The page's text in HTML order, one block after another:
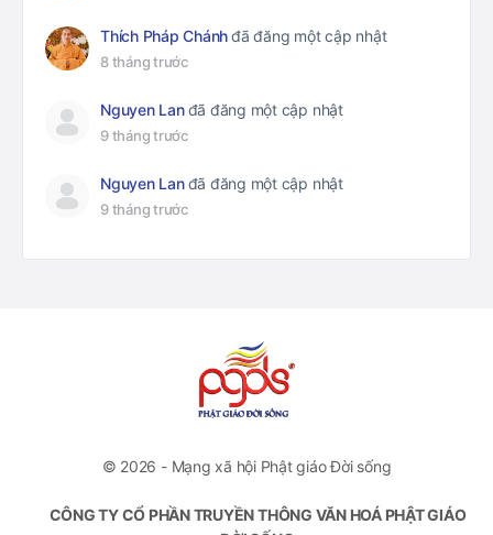
Thích Pháp Chánhđã đăng một cập nhật
8 tháng trước
Nguyen Lanđã đăng một cập nhật
9 tháng trước
Nguyen Lanđã đăng một cập nhật
9 tháng trước
© 2026 - Mạng xã hội Phật giáo Đời sống
CÔNG TY CỔ PHẦN TRUYỀN THÔNG VĂN HOÁ PHẬT GIÁO